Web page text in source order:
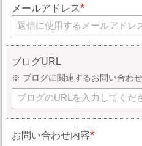
メールアドレス
ブログURL
ブログに関連するお問い合わ
お問い合わせ内容